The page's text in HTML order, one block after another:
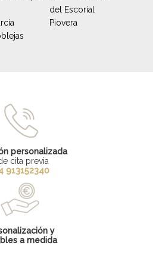
del Escorial
Piovera
personalizada
cita previa
913152340
y
a medida